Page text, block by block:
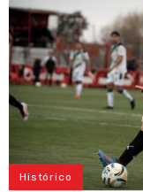
Histórico